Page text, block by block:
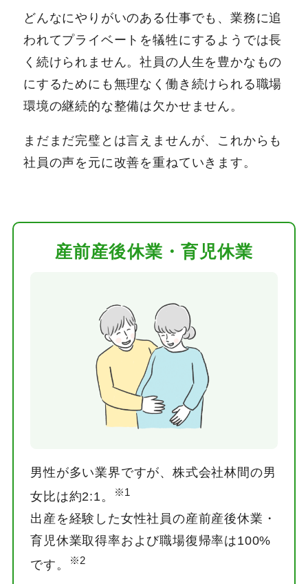
どんなにやりがいのある仕事でも、業務に追
われてプライベートを犠牲にするようでは長
く続けられません。社員の人生を豊かなもの
にするためにも無理なく働き続けられる職場
環境の継続的な整備は欠かせません。
まだまだ完璧とは言えませんが、これからも
社員の声を元に改善を重ねていきます。
産前産後休業・育児休業
男性が多い業界ですが、株式会社林間の男
女比は約2:1。
※1
出産を経験した女性社員の産前産後休業・
育児休業取得率および職場復帰率は100%
です。
※2